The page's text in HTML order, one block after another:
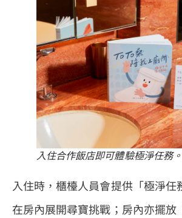
入住合作飯店即可體驗極淨任務
入住時，櫃檯人員會提供「極淨任
在房內展開尋寶挑戰；房內亦擺放